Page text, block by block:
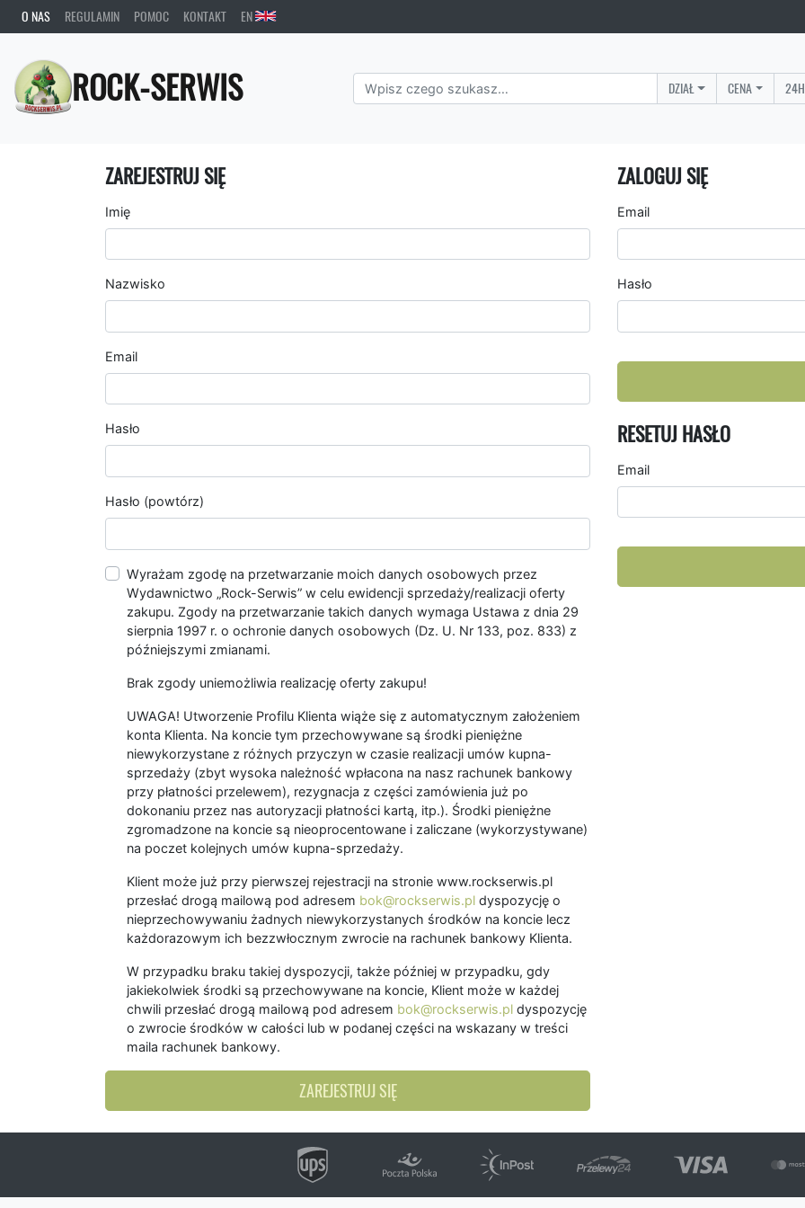
O NAS REGULAMIN POMOC KONTAKT EN
ROCK-SERWIS DZIAŁ CENA
ZAREJESTRUJ SIĘ
Imię
Nazwisko
Email
Hasło
Hasło (powtórz)
Wyrażam zgodę na przetwarzanie moich danych osobowych przez
Wydawnictwo „Rock-Serwis” w celu ewidencji sprzedaży/realizacji oferty
zakupu. Zgody na przetwarzanie takich danych wymaga Ustawa z dnia 29
sierpnia 1997 r. o ochronie danych osobowych (Dz. U. Nr 133, poz. 833) z
późniejszymi zmianami.
Brak zgody uniemożliwia realizację oferty zakupu!
UWAGA! Utworzenie Profilu Klienta wiąże się z automatycznym założeniem
konta Klienta. Na koncie tym przechowywane są środki pieniężne
niewykorzystane z różnych przyczyn w czasie realizacji umów kupna-
sprzedaży (zbyt wysoka należność wpłacona na nasz rachunek bankowy
przy płatności przelewem), rezygnacja z części zamówienia już po
dokonaniu przez nas autoryzacji płatności kartą, itp.). Środki pieniężne
zgromadzone na koncie są nieoprocentowane i zaliczane (wykorzystywane)
na poczet kolejnych umów kupna-sprzedaży.
Klient może już przy pierwszej rejestracji na stronie www.rockserwis.pl
przesłać drogą mailową pod adresem bok@rockserwis.pl dyspozycję o
nieprzechowywaniu żadnych niewykorzystanych środków na koncie lecz
każdorazowym ich bezzwłocznym zwrocie na rachunek bankowy Klienta.
W przypadku braku takiej dyspozycji, także później w przypadku, gdy
jakiekolwiek środki są przechowywane na koncie, Klient może w każdej
chwili przesłać drogą mailową pod adresem bok@rockserwis.pl dyspozycję
o zwrocie środków w całości lub w podanej części na wskazany w treści
maila rachunek bankowy.
ZAREJESTRUJ SIĘ
ZALOGUJ SIĘ
Email
Hasło
RESETUJ HASŁO
Email